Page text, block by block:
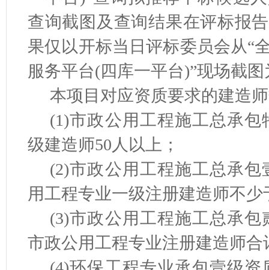
查询截图及查询结果在评标报
果仅以开标当日评标委员会从“
服务平台(四库一平台)”现场截
本项目对应资质要求的建造
(1)市政公用工程施工总承
级建造师50人以上；
(2)市政公用工程施工总承
用工程专业一级注册建造师不少
(3)市政公用工程施工总承
市政公用工程专业注册建造师合